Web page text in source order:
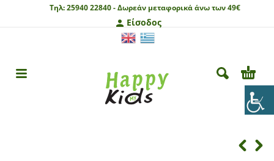
Τηλ:25940 22840 -Δωρεάν μεταφορικά άνω των 49€
Είσοδος